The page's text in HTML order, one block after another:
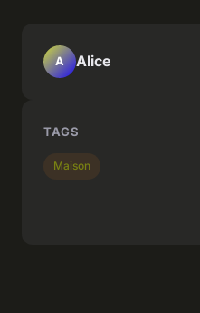
A Alice
TAGS
Maison